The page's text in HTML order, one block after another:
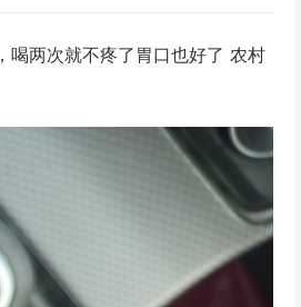
，喝两次就不疼了胃口也好了 农村